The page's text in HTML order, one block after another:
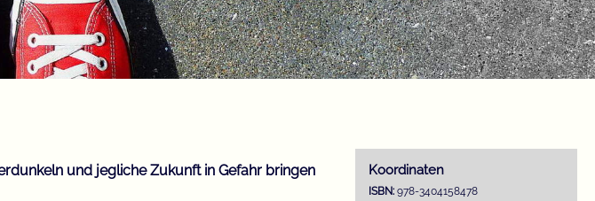
und jegliche Zukunft in Gefahr bringen Koordinaten
ISBN: 978-3404158478